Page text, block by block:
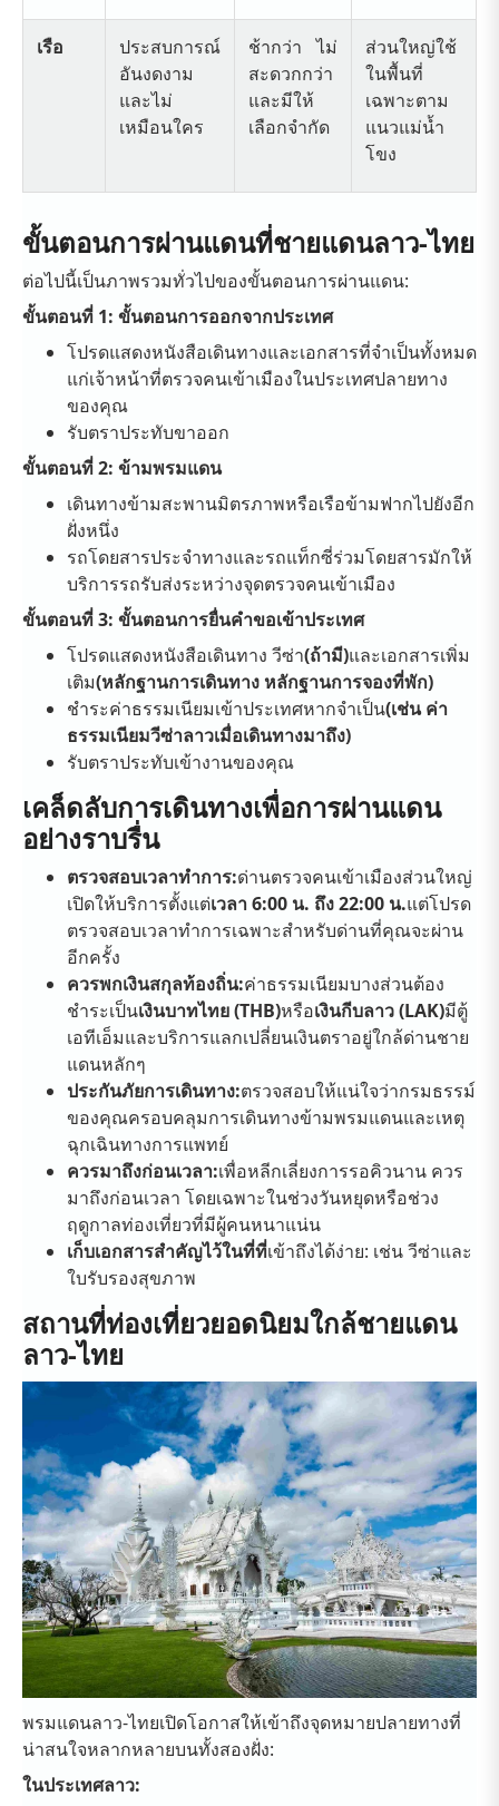
เรือ
ประสบการณ์
อันงดงาม
และไม่
เหมือนใคร
ช้ากว่า ไม่
สะดวกกว่า
และมีให้
เลือกจำกัด
ส่วนใหญ่ใช้
ในพื้นที่
เฉพาะตาม
แนวแม่น้ำ
โขง
ขั้นตอนการผ่านแดนที่ชายแดนลาว-ไทย
ต่อไปนี้เป็นภาพรวมทั่วไปของขั้นตอนการผ่านแดน:
ขั้นตอนที่ 1: ขั้นตอนการออกจากประเทศ
โปรดแสดงหนังสือเดินทางและเอกสารที่จำเป็นทั้งหมด
แก่เจ้าหน้าที่ตรวจคนเข้าเมืองในประเทศปลายทาง
ของคุณ
รับตราประทับขาออก
ขั้นตอนที่ 2: ข้ามพรมแดน
เดินทางข้ามสะพานมิตรภาพหรือเรือข้ามฟากไปยังอีก
ฝั่งหนึ่ง
รถโดยสารประจำทางและรถแท็กซี่ร่วมโดยสารมักให้
บริการรถรับส่งระหว่างจุดตรวจคนเข้าเมือง
ขั้นตอนที่ 3: ขั้นตอนการยื่นคำขอเข้าประเทศ
โปรดแสดงหนังสือเดินทาง วีซ่า(ถ้ามี)และเอกสารเพิ่ม
เติม(หลักฐานการเดินทาง หลักฐานการจองที่พัก)
ชำระค่าธรรมเนียมเข้าประเทศหากจำเป็น(เช่น ค่า
ธรรมเนียมวีซ่าลาวเมื่อเดินทางมาถึง)
รับตราประทับเข้างานของคุณ
เคล็ดลับการเดินทางเพื่อการผ่านแดน
อย่างราบรื่น
ตรวจสอบเวลาทำการ:ด่านตรวจคนเข้าเมืองส่วนใหญ่
เปิดให้บริการตั้งแต่เวลา 6:00 น. ถึง 22:00 น.แต่โปรด
ตรวจสอบเวลาทำการเฉพาะสำหรับด่านที่คุณจะผ่าน
อีกครั้ง
ควรพกเงินสกุลท้องถิ่น:ค่าธรรมเนียมบางส่วนต้อง
ชำระเป็นเงินบาทไทย (THB)หรือเงินกีบลาว (LAK)มีตู้
เอทีเอ็มและบริการแลกเปลี่ยนเงินตราอยู่ใกล้ด่านชาย
แดนหลักๆ
ประกันภัยการเดินทาง:ตรวจสอบให้แน่ใจว่ากรมธรรม์
ของคุณครอบคลุมการเดินทางข้ามพรมแดนและเหตุ
ฉุกเฉินทางการแพทย์
ควรมาถึงก่อนเวลา:เพื่อหลีกเลี่ยงการรอคิวนาน ควร
มาถึงก่อนเวลา โดยเฉพาะในช่วงวันหยุดหรือช่วง
ฤดูกาลท่องเที่ยวที่มีผู้คนหนาแน่น
เก็บเอกสารสำคัญไว้ในที่ที่เข้าถึงได้ง่าย: เช่น วีซ่าและ
ใบรับรองสุขภาพ
สถานที่ท่องเที่ยวยอดนิยมใกล้ชายแดน
ลาว-ไทย
พรมแดนลาว-ไทยเปิดโอกาสให้เข้าถึงจุดหมายปลายทางที่
น่าสนใจหลากหลายบนทั้งสองฝั่ง:
ในประเทศลาว: